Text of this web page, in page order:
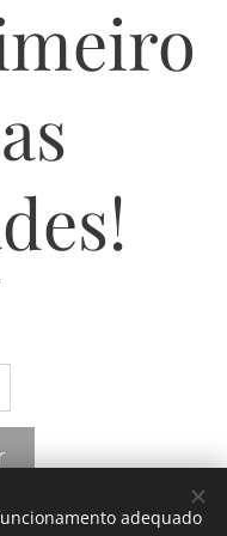
adequado